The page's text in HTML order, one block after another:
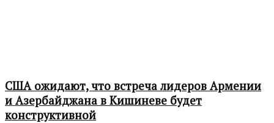
США ожидают, что встреча лидеров Армении
и Азербайджана в Кишиневе будет
конструктивной